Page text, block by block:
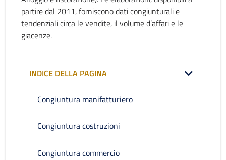
partire dal 2011, forniscono dati congiunturali e
tendenziali circa le vendite, il volume d’affari e le
giacenze.
INDICE DELLA PAGINA
Congiuntura manifatturiero
Congiuntura costruzioni
Congiuntura commercio